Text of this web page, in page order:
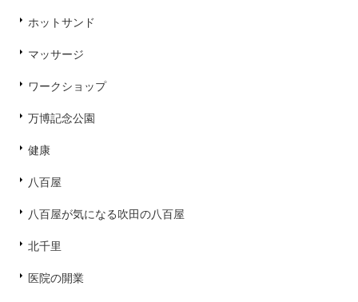
ホットサンド
マッサージ
ワークショップ
万博記念公園
健康
八百屋
八百屋が気になる吹田の八百屋
北千里
医院の開業